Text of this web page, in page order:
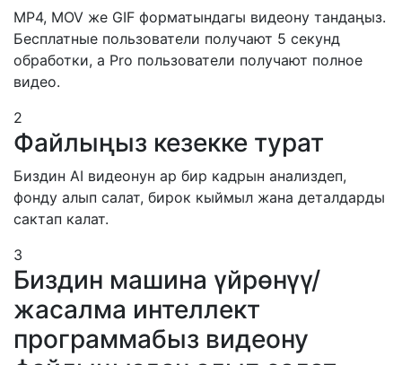
MP4, MOV же GIF форматындагы видеону тандаңыз.
Бесплатные пользователи получают 5 секунд
обработки, а Pro пользователи получают полное
видео.
2
Файлыңыз кезекке турат
Биздин AI видеонун ар бир кадрын анализдеп,
фонду алып салат, бирок кыймыл жана деталдарды
сактап калат.
3
Биздин машина үйрөнүү/
жасалма интеллект
программабыз видеону